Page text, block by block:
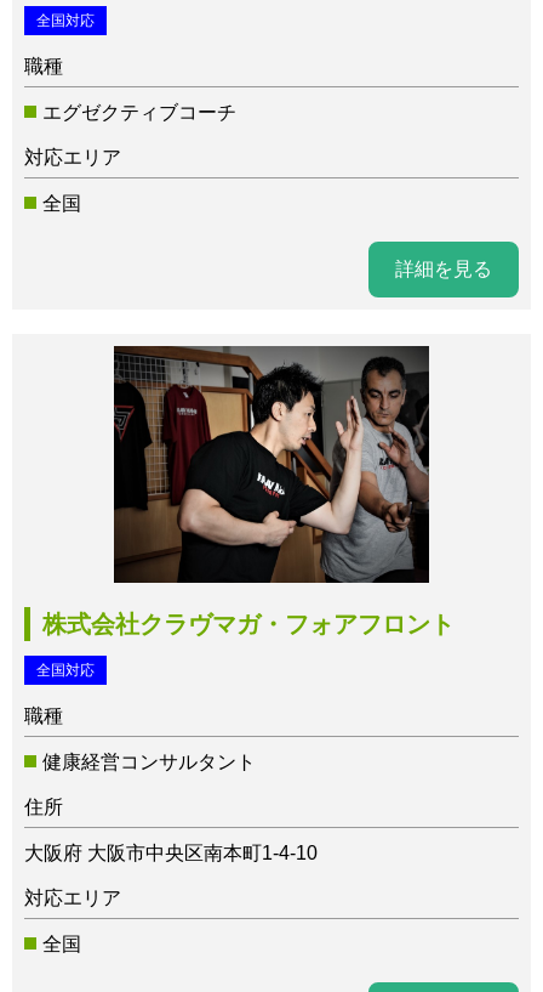
全国対応
職種
エグゼクティブコーチ
対応エリア
全国
詳細を見る
株式会社クラヴマガ・フォアフロント
全国対応
職種
健康経営コンサルタント
住所
大阪府 大阪市中央区南本町1-4-10
対応エリア
全国